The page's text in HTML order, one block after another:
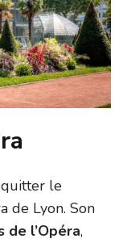
le
de Lyon. Son
de l’Opéra,